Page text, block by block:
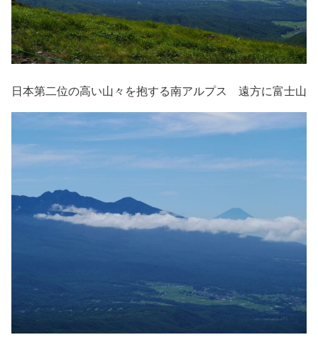
日本第二位の高い山々を抱する南アルプス 遠方に富士山